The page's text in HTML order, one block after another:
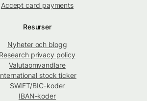
Accept card payments
Resurser
Nyheter och blogg
Research privacy policy
Valutaomvandlare
stock ticker
SWIFT/BIC-koder
IBAN-koder